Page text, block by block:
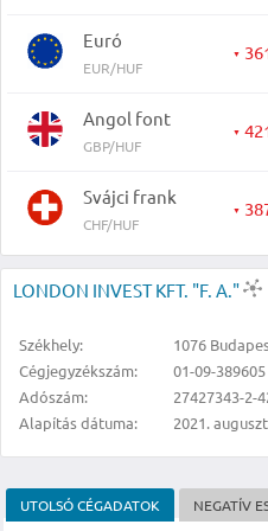
Euró
EUR/HUF
▼
Angol font
GBP/HUF
▼
Svájci frank
CHF/HUF
▼
LONDON INVEST KFT. "F. A."
Székhely:
1076
Cégjegyzékszám:
01-09-389605
Adószám:
27427343-2-
Alapítás dátuma:
2021.
UTOLSÓ CÉGADATOK NEGATÍV